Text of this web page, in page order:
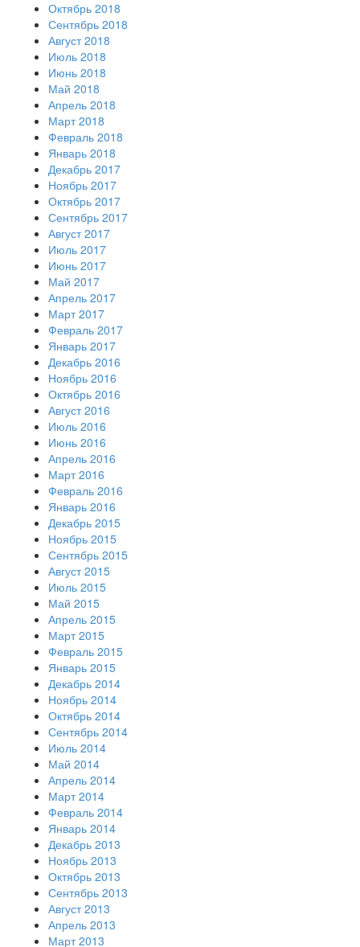
Октябрь 2018
Сентябрь 2018
Август 2018
Июль 2018
Июнь 2018
Май 2018
Апрель 2018
Март 2018
Февраль 2018
Январь 2018
Декабрь 2017
Ноябрь 2017
Октябрь 2017
Сентябрь 2017
Август 2017
Июль 2017
Июнь 2017
Май 2017
Апрель 2017
Март 2017
Февраль 2017
Январь 2017
Декабрь 2016
Ноябрь 2016
Октябрь 2016
Август 2016
Июль 2016
Июнь 2016
Апрель 2016
Март 2016
Февраль 2016
Январь 2016
Декабрь 2015
Ноябрь 2015
Сентябрь 2015
Август 2015
Июль 2015
Май 2015
Апрель 2015
Март 2015
Февраль 2015
Январь 2015
Декабрь 2014
Ноябрь 2014
Октябрь 2014
Сентябрь 2014
Июль 2014
Май 2014
Апрель 2014
Март 2014
Февраль 2014
Январь 2014
Декабрь 2013
Ноябрь 2013
Октябрь 2013
Сентябрь 2013
Август 2013
Апрель 2013
Март 2013